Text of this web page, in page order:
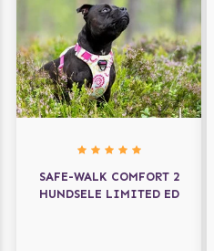
SAFE-WALK COMFORT 2
HUNDSELE LIMITED ED